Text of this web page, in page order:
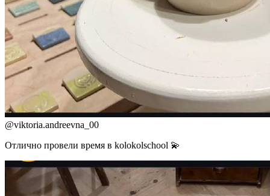
@viktoria.andreevna_00
Отлично провели время в kolokolschool 💫